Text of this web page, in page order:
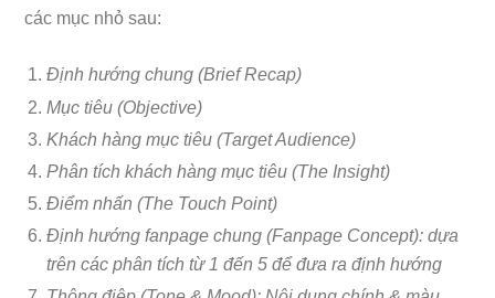
các mục nhỏ sau:
Định hướng chung (Brief Recap)
Mục tiêu (Objective)
Khách hàng mục tiêu (Target Audience)
Phân tích khách hàng mục tiêu (The Insight)
Điểm nhấn (The Touch Point)
Định hướng fanpage chung (Fanpage Concept): dựa
trên các phân tích từ 1 đến 5 để đưa ra định hướng